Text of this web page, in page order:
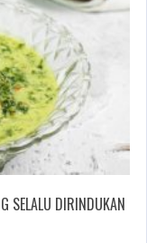
SELALU DIRINDUKAN